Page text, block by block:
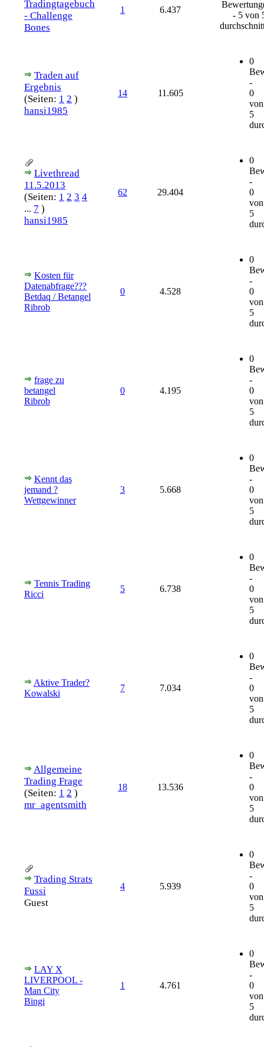
Tradingtagebuch
- Challenge
Bones
1 6.437
- 5 von
Traden auf
Ergebnis
(Seiten: 1 2 )
hansi1985
14 11.605
0
-
0
von
5
Livethread
11.5.2013
(Seiten: 1 2 3 4
... 7 )
hansi1985
62 29.404
0
-
0
von
5
Kosten für
Datenabfrage???
Betdaq / Betangel
Ribrob
0 4.528
0
-
0
von
5
frage zu
betangel
Ribrob
0 4.195
0
-
0
von
5
Kennt das
jemand ?
Wettgewinner
3 5.668
0
-
0
von
5
Tennis Trading
Ricci
5 6.738
0
-
0
von
5
Aktive Trader?
Kowalski
7 7.034
0
-
0
von
5
Allgemeine
Trading Frage
(Seiten: 1 2 )
mr_agentsmith
18 13.536
0
-
0
von
5
Trading Strats
Fussi
Guest
4 5.939
0
-
0
von
5
LAY X
LIVERPOOL -
Man City
Bingi
1 4.761
0
-
0
von
5